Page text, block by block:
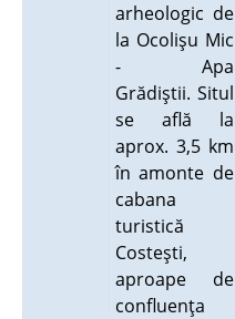
arheologic de
la Ocolişu Mic
- Apa
Grădiştii. Situl
se află la
aprox. 3,5 km
în amonte de
cabana
turistică
Costeşti,
aproape de
confluenţa